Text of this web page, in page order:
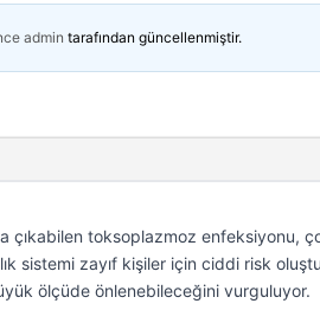
admin tarafından güncellenmiştir.
çıkabilen toksoplazmoz enfeksiyonu,
sistemi zayıf kişiler için ciddi risk
ölçüde önlenebileceğini vurguluyor.